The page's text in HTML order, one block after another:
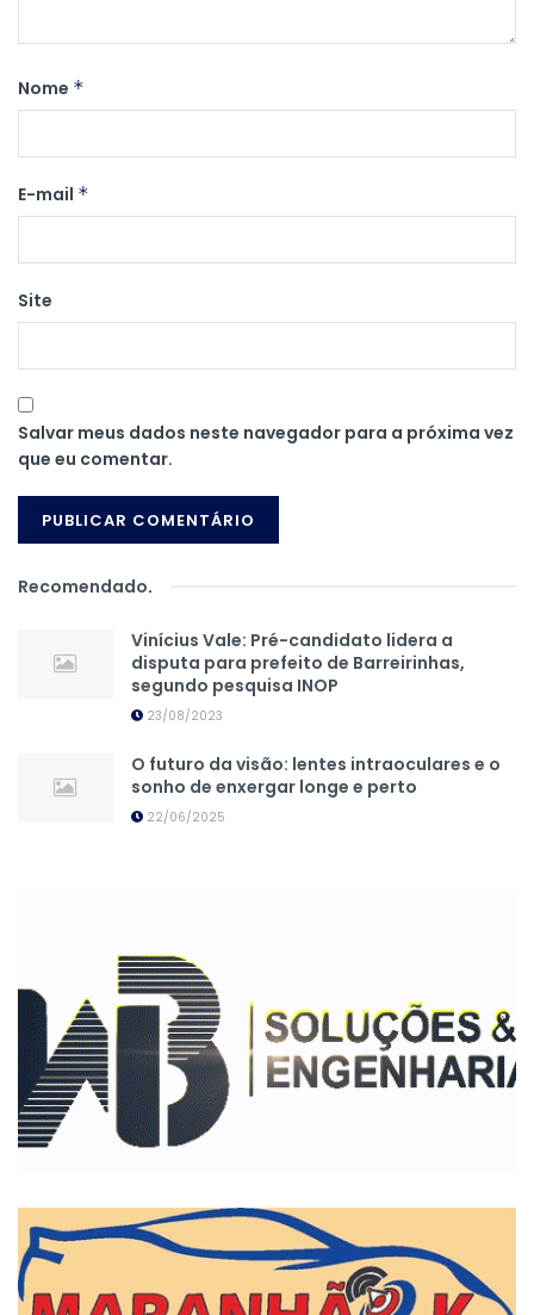
Nome *
E-mail *
Site
Salvar meus dados neste navegador para a próxima vez
que eu comentar.
Recomendado.
Vinícius Vale: Pré-candidato lidera a
disputa para prefeito de Barreirinhas,
segundo pesquisa INOP
23/08/2023
O futuro da visão: lentes intraoculares e o
sonho de enxergar longe e perto
22/06/2025